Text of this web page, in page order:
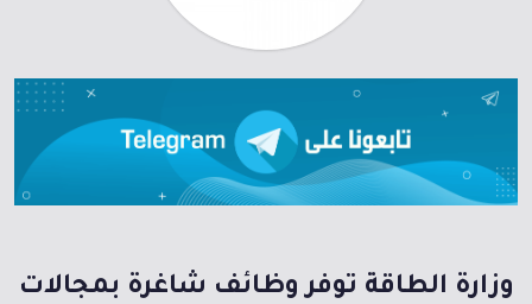
وزارة الطاقة توفر وظائف شاغرة بمجالات